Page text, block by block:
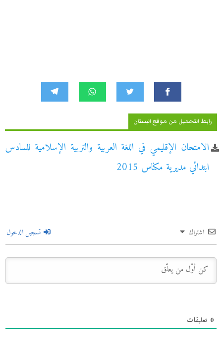
رابط التحميل من موقع البستان
الامتحان الإقليمي في اللغة العربية والتربية الإسلامية للسادس
ابتدائي مديرية مكناس 2015
اشتراك تسجيل الدخول
0 تعليقات